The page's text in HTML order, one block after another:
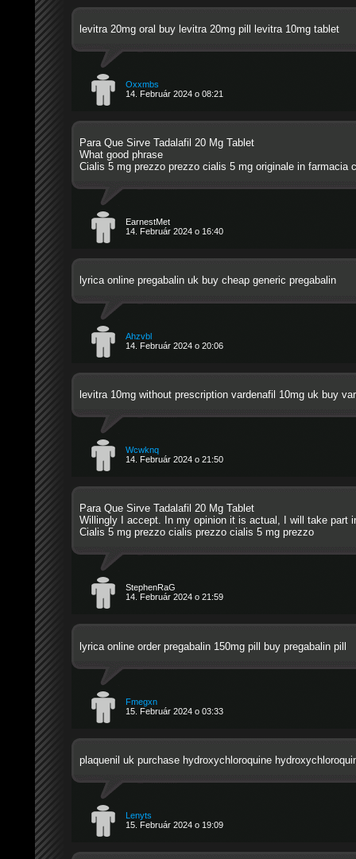
levitra 20mg oral buy levitra 20mg pill levitra 10mg tablet
Oxxmbs
14. Február 2024 o 08:21
Para Que Sirve Tadalafil 20 Mg Tablet
What good phrase
Cialis 5 mg prezzo prezzo cialis 5 mg originale in farmacia
EarnestMet
14. Február 2024 o 16:40
lyrica online pregabalin ukbuy cheap generic pregabalin
Ahzvbl
14. Február 2024 o 20:06
levitra 10mg without prescription vardenafil 10mg uk buy
Wcwknq
14. Február 2024 o 21:50
Para Que Sirve Tadalafil 20 Mg Tablet
Willingly I accept. In my opinion it is actual, I will take part
Cialis 5 mg prezzo cialis prezzocialis 5 mg prezzo
StephenRaG
14. Február 2024 o 21:59
lyrica online order pregabalin 150mg pill buy pregabalin pill
Fmegxn
15. Február 2024 o 03:33
plaquenil uk purchase hydroxychloroquine
Lenyts
15. Február 2024 o 19:09